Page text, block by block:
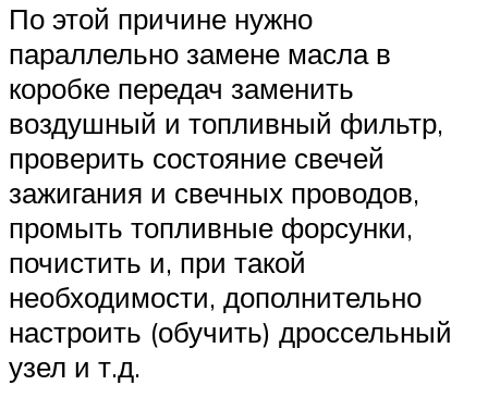
По этой причине нужно
параллельно замене масла в
коробке передач заменить
воздушный и топливный фильтр,
проверить состояние свечей
зажигания и свечных проводов,
промыть топливные форсунки,
почистить и, при такой
необходимости, дополнительно
настроить (обучить) дроссельный
узел и т.д.